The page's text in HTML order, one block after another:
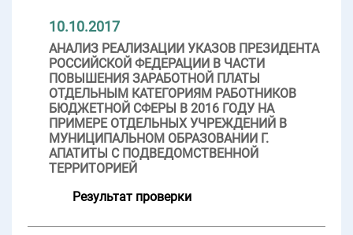
10.10.2017
АНАЛИЗ РЕАЛИЗАЦИИ УКАЗОВ ПРЕЗИДЕНТА
РОССИЙСКОЙ ФЕДЕРАЦИИ В ЧАСТИ
ПОВЫШЕНИЯ ЗАРАБОТНОЙ ПЛАТЫ
ОТДЕЛЬНЫМ КАТЕГОРИЯМ РАБОТНИКОВ
БЮДЖЕТНОЙ СФЕРЫ В 2016 ГОДУ НА
ПРИМЕРЕ ОТДЕЛЬНЫХ УЧРЕЖДЕНИЙ В
МУНИЦИПАЛЬНОМ ОБРАЗОВАНИИ Г.
АПАТИТЫ С ПОДВЕДОМСТВЕННОЙ
ТЕРРИТОРИЕЙ
Результат проверки